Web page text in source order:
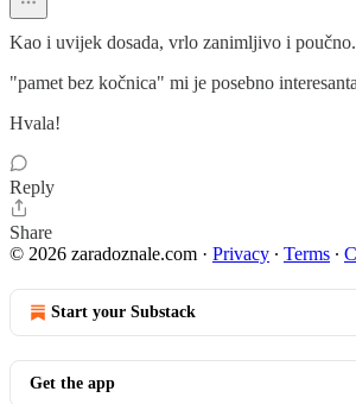
Kao i uvijek dosada, vrlo zanimljivo i poučno.
"pamet bez kočnica" mi je posebno
Hvala!
Reply
Share
© 2026 zaradoznale.com · Privacy ∙ Terms ∙
Start your Substack
Get the app